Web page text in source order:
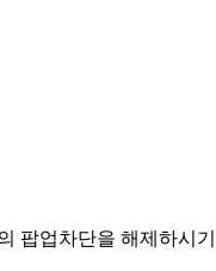
팝업차단을 해제하시